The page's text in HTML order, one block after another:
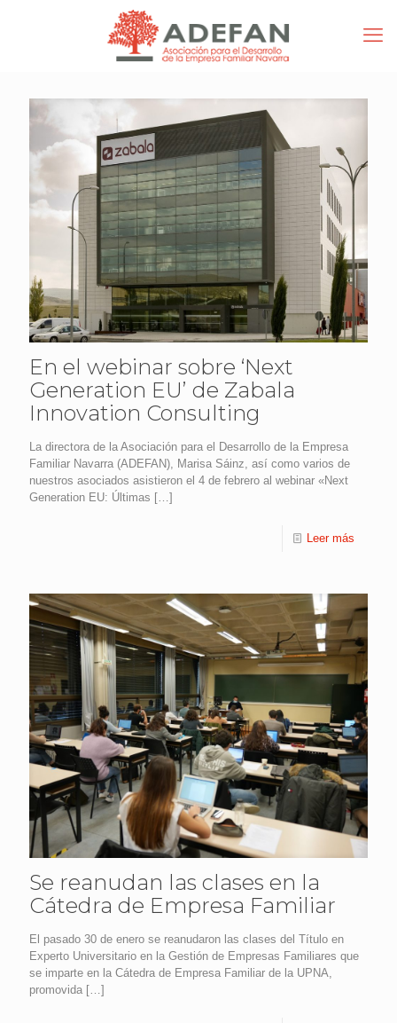
En el webinar sobre ‘Next
Generation EU’ de Zabala
Innovation Consulting
La directora de la Asociación para el Desarrollo de la Empresa
Familiar Navarra (ADEFAN), Marisa Sáinz, así como varios de
nuestros asociados asistieron el 4 de febrero al webinar «Next
Generation EU: Últimas […]
Leer más
Se reanudan las clases en la
Cátedra de Empresa Familiar
El pasado 30 de enero se reanudaron las clases del Título en
Experto Universitario en la Gestión de Empresas Familiares que
se imparte en la Cátedra de Empresa Familiar de la UPNA,
promovida […]